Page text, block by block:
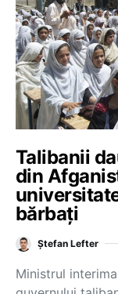
Talibanii
din
bărbați
Ștefan Lefter
Ministrul